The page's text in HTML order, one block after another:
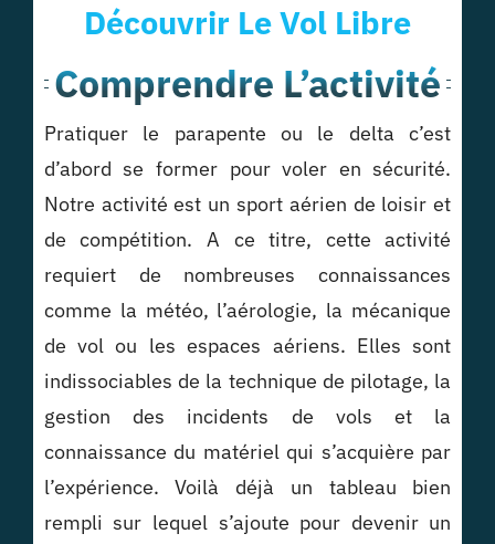
Découvrir Le Vol Libre
Comprendre L’activité
Pratiquer le parapente ou le delta c’est
d’abord se former pour voler en sécurité.
Notre activité est un sport aérien de loisir et
de compétition. A ce titre, cette activité
requiert de nombreuses connaissances
comme la météo, l’aérologie, la mécanique
de vol ou les espaces aériens. Elles sont
indissociables de la technique de pilotage, la
gestion des incidents de vols et la
connaissance du matériel qui s’acquière par
l’expérience. Voilà déjà un tableau bien
rempli sur lequel s’ajoute pour devenir un